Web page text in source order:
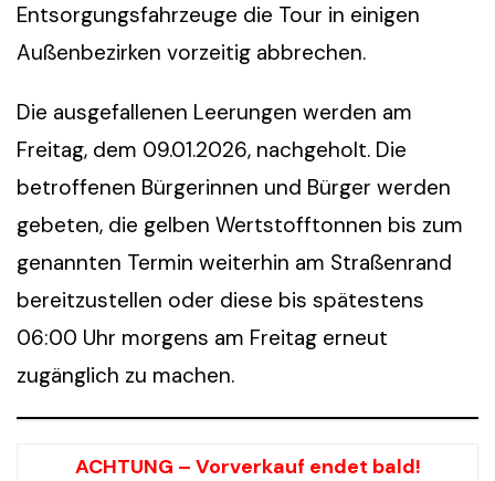
Entsorgungsfahrzeuge die Tour in einigen
Außenbezirken vorzeitig abbrechen.
Die ausgefallenen Leerungen werden am
Freitag, dem 09.01.2026, nachgeholt. Die
betroffenen Bürgerinnen und Bürger werden
gebeten, die gelben Wertstofftonnen bis zum
genannten Termin weiterhin am Straßenrand
bereitzustellen oder diese bis spätestens
06:00 Uhr morgens am Freitag erneut
zugänglich zu machen.
ACHTUNG – Vorverkauf endet bald!